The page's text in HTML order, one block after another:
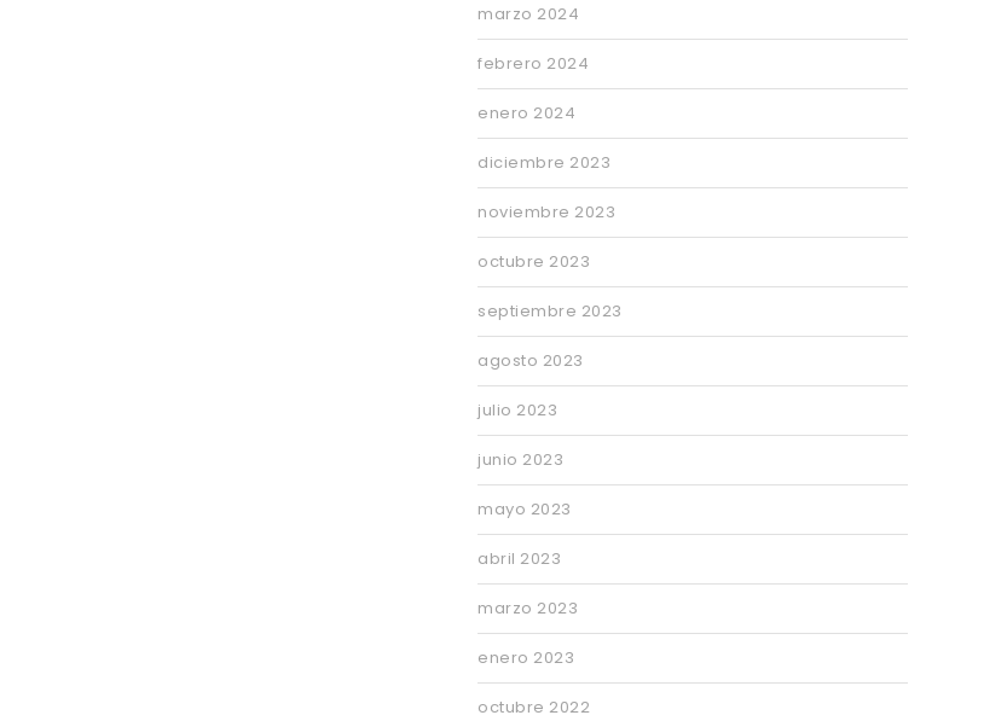
marzo 2024
febrero 2024
enero 2024
diciembre 2023
noviembre 2023
octubre 2023
septiembre 2023
agosto 2023
julio 2023
junio 2023
mayo 2023
abril 2023
marzo 2023
enero 2023
octubre 2022